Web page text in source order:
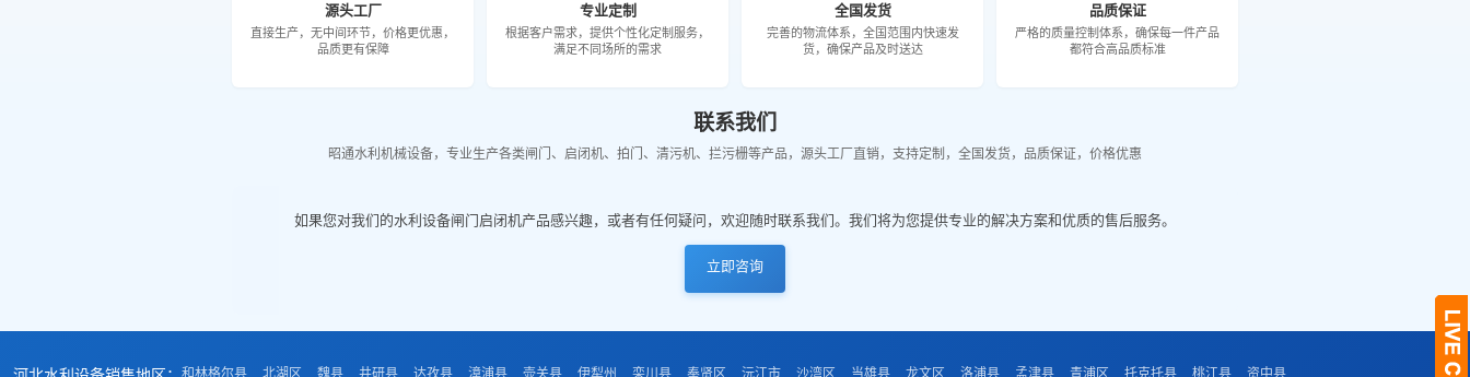
源头工厂
直接生产，无中间环节，价格更优惠，
品质更有保障
专业定制
根据客户需求，提供个性化定制服务，
满足不同场所的需求
全国发货
完善的物流体系，全国范围内快速发
货，确保产品及时送达
品质保证
严格的质量控制体系，确保每一件产品
都符合高品质标准
联系我们
昭通水利机械设备，专业生产各类闸门、启闭机、拍门、清污机、拦污栅等产品，源头工厂直销，支持定制，全国发货，品质保证，价格优惠
如果您对我们的水利设备闸门启闭机产品感兴趣，或者有任何疑问，欢迎随时联系我们。我们将为您提供专业的解决方案和优质的售后服务。
立即咨询
和林格尔县 北湖区 魏县 井研县 达孜县 漳浦县 壶关县 伊犁州 栾川县 奉贤区 沅江市 沙湾区 当雄县 龙文区 洛浦县 孟津县 青浦区 托克托县 桃江县 资中县